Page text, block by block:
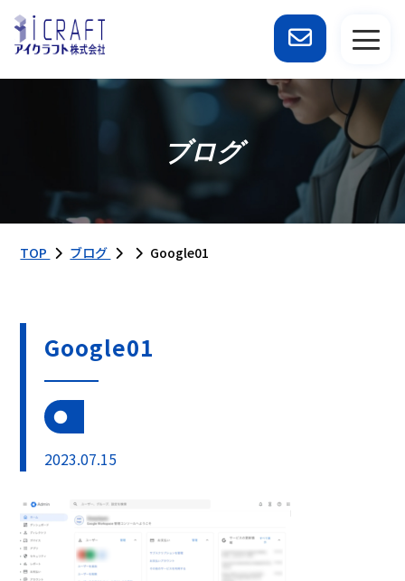
ブログ
TOP ブログ Google01
Google01
2023.07.15